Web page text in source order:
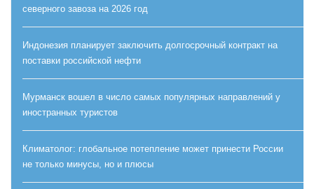
северного завоза на 2026 год
Индонезия планирует заключить долгосрочный контракт на
поставки российской нефти
Мурманск вошел в число самых популярных направлений у
иностранных туристов
Климатолог: глобальное потепление может принести России
не только минусы, но и плюсы